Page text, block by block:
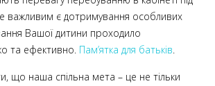
важливим є дотримування особливих
Вашої дитини проходило
та ефективно. Пам’ятка для батьків.
що наша спільна мета – це не тільки